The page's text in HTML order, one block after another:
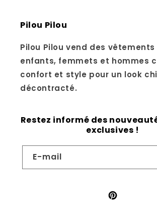
Pilou Pilou
Pilou Pilou vend des vêtements
enfants, femmets et hommes
confort et style pour un look
décontracté.
Restez informé des
exclusives !
E-mail
Pinterest